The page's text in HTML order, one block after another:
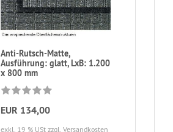
Anti-Rutsch-Matte,
Ausführung: glatt, LxB: 1.200
x 800 mm
EUR 134,00
exkl. 19 % USt zzgl. Versandkosten